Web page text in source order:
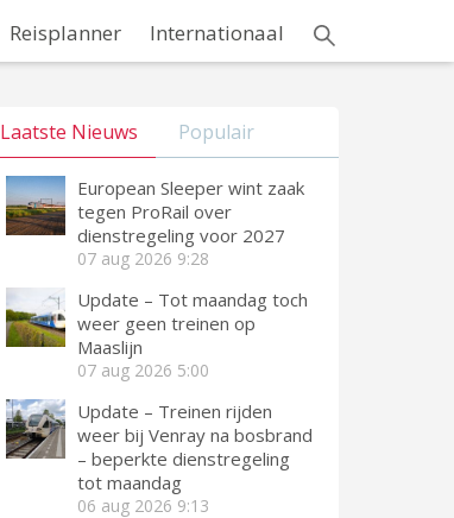
Reisplanner Internationaal
Laatste Nieuws Populair
European Sleeper wint zaak
tegen ProRail over
dienstregeling voor 2027
07 aug 2026 9:28
Update – Tot maandag toch
weer geen treinen op
Maaslijn
07 aug 2026 5:00
Update – Treinen rijden
weer bij Venray na bosbrand
– beperkte dienstregeling
tot maandag
06 aug 2026 9:13